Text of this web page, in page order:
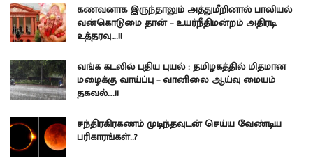
கணவனாக இருந்தாலும் அத்துமீறினால் பாலியல்
வன்கொடுமை தான் – உயர்நீதிமன்றம் அதிரடி
உத்தரவு….!!
வங்க கடலில் புதிய புயல் : தமிழகத்தில் மிதமான
மழைக்கு வாய்ப்பு – வானிலை ஆய்வு மையம்
தகவல்….!!
சந்திரகிரகணம் முடிந்தவுடன் செய்ய வேண்டிய
பரிகாரங்கள்..?